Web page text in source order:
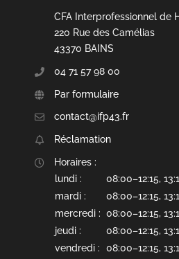
CFA Interprofessionnel de
220 Rue des Camélias
43370 BAINS
04 71 57 98 00
Par formulaire
contact@ifp43.fr
Réclamation
Horaires :
lundi :
08:00–12:15,
mardi :
08:00–12:15,
mercredi : 08:00–12:15,
jeudi :
08:00–12:15,
vendredi :
08:00–12:15,